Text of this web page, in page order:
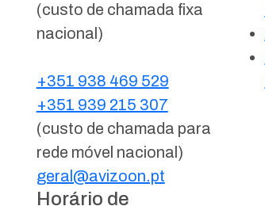
(custo de chamada fixa
nacional)
+351 938 469 529
+351 939 215 307
(custo de chamada para
rede móvel nacional)
geral@avizoon.pt
Horário de